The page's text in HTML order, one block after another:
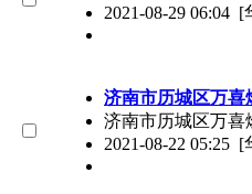
2021-08-29 06:04 [
济南市历城区万喜
济南市历城区万喜
2021-08-22 05:25 [